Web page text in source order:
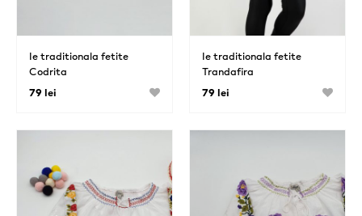
Ie traditionala fetite
Codrita
79 lei
Ie traditionala fetite
Trandafira
79 lei